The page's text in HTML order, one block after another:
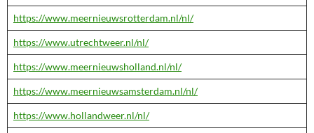
https://www.meernieuwsrotterdam.nl/nl/
https://www.utrechtweer.nl/nl/
https://www.meernieuwsholland.nl/nl/
https://www.meernieuwsamsterdam.nl/nl/
https://www.hollandweer.nl/nl/